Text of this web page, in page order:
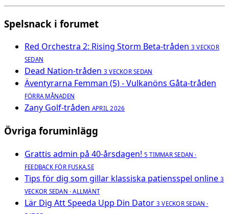
Spelsnack i forumet
Red Orchestra 2: Rising Storm Beta-tråden 3 VECKOR
SEDAN
Dead Nation-tråden 3 VECKOR SEDAN
Äventyrarna Femman (5) - Vulkanöns Gåta-tråden
FÖRRA MÅNADEN
Zany Golf-tråden APRIL 2026
Övriga foruminlägg
Grattis admin på 40-årsdagen! 5 TIMMAR SEDAN ·
FEEDBACK FÖR FUSKA.SE
Tips för dig som gillar klassiska patiensspel online 3
VECKOR SEDAN · ALLMÄNT
Lär Dig Att Speeda Upp Din Dator 3 VECKOR SEDAN ·